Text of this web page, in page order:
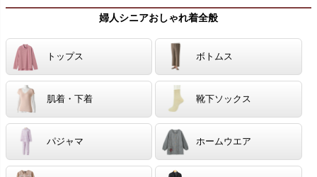
婦人シニアおしゃれ着全般
トップス ボトムス
肌着・下着 靴下ソックス
パジャマ ホームウエア